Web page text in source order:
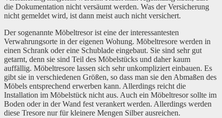
die Dokumentation nicht versäumt werden. Was der Versicherung
nicht gemeldet wird, ist dann meist auch nicht versichert.
Der sogenannte Möbeltresor ist eine der interessantesten
Verwahrungsorte in der eigenen Wohung. Möbeltresore werden in
einen Schrank oder eine Schublade eingebaut. Sie sind sehr gut
getarnt, denn sie sind Teil des Möbelstücks und daher kaum
auffällig. Möbeltresore lassen sich sehr unkompliziert einbauen. Es
gibt sie in verschiedenen Größen, so dass man sie den Abmaßen des
Möbels entsprechend erwerben kann. Allerdings reicht die
Installation im Möbelstück nicht aus. Auch ein Möbeltresor sollte im
Boden oder in der Wand fest verankert werden. Allerdings werden
diese Tresore nur für kleinere Mengen Silber ausreichen.